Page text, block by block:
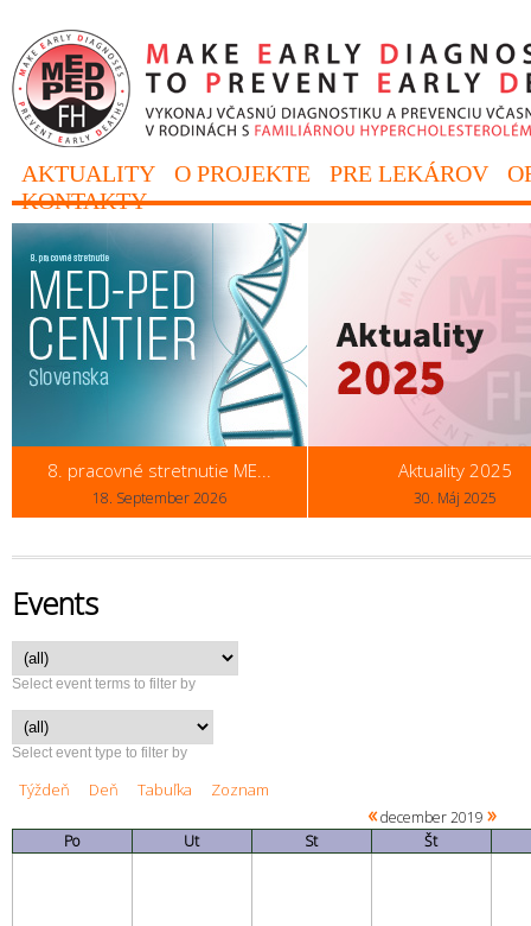
AKTUALITY O PROJEKTE PRE LEKÁROV
KONTAKTY
8. pracovné stretnutie ME...
18. September 2026
Aktuality 2025
30. Máj 2025
Events
Select event terms to filter by
Select event type to filter by
Týždeň Deň Tabuľka Zoznam
«december 2019»
Po Ut St Št